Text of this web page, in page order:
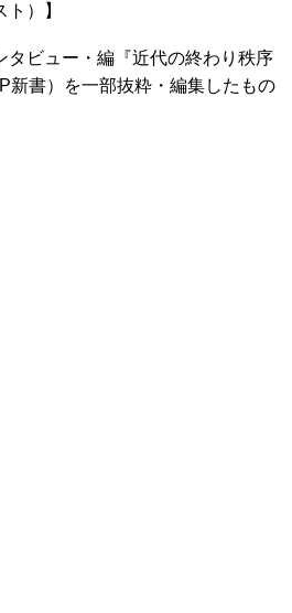
）】
ビュー・編『近代の終わり秩序
新書）を一部抜粋・編集したもの